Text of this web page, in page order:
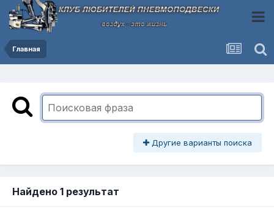
Главная
Другие варианты поиска
Найдено 1 результат